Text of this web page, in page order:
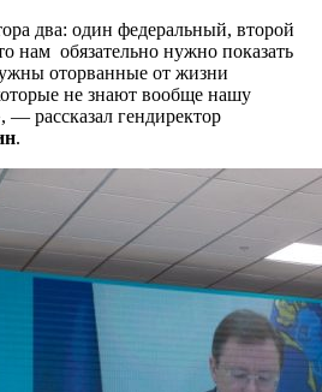
два: один федеральный, второй
нам обязательно нужно показать
оторванные от жизни
не знают вообще нашу
— рассказал гендиректор
.